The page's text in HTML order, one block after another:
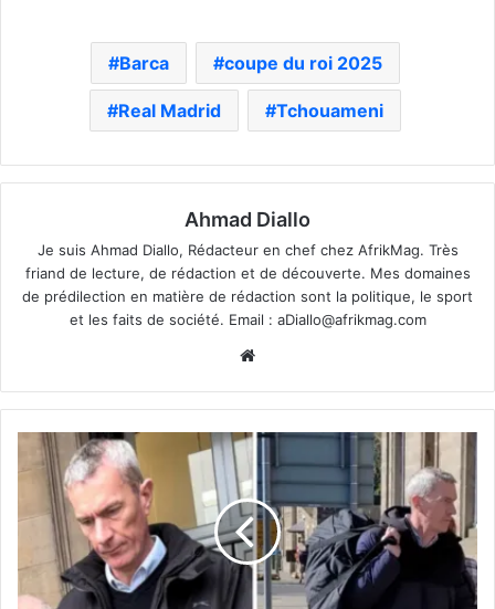
Barca coupe du roi 2025
Real Madrid Tchouameni
Ahmad Diallo
Je suis Ahmad Diallo, Rédacteur en chef chez AfrikMag. Très
friand de lecture, de rédaction et de découverte. Mes domaines
de prédilection en matière de rédaction sont la politique, le sport
et les faits de société. Email : aDiallo@afrikmag.com